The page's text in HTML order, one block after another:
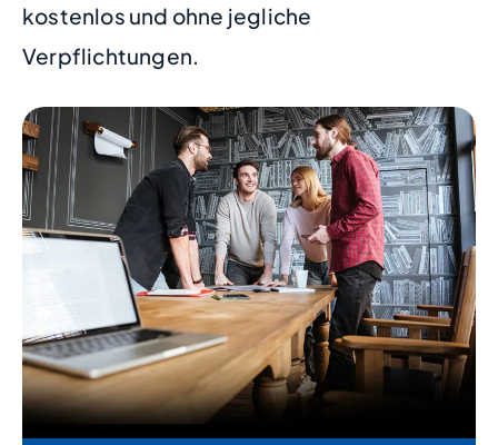
kostenlos und ohne jegliche
Verpflichtungen.